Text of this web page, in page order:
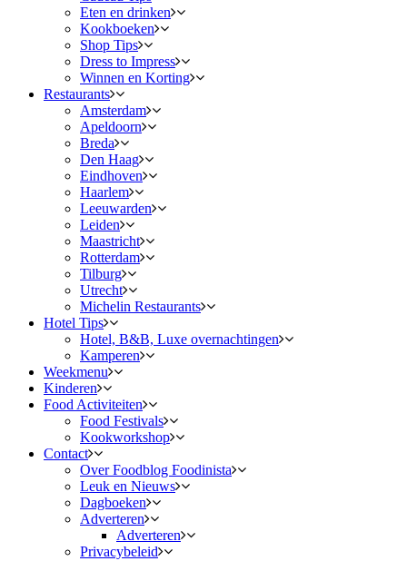
Eten en drinken
Kookboeken
Shop Tips
Dress to Impress
Winnen en Korting
Restaurants
Amsterdam
Apeldoorn
Breda
Den Haag
Eindhoven
Haarlem
Leeuwarden
Leiden
Maastricht
Rotterdam
Tilburg
Utrecht
Michelin Restaurants
Hotel Tips
Hotel, B&B, Luxe overnachtingen
Kamperen
Weekmenu
Kinderen
Food Activiteiten
Food Festivals
Kookworkshop
Contact
Over Foodblog Foodinista
Leuk en Nieuws
Dagboeken
Adverteren
Adverteren
Privacybeleid